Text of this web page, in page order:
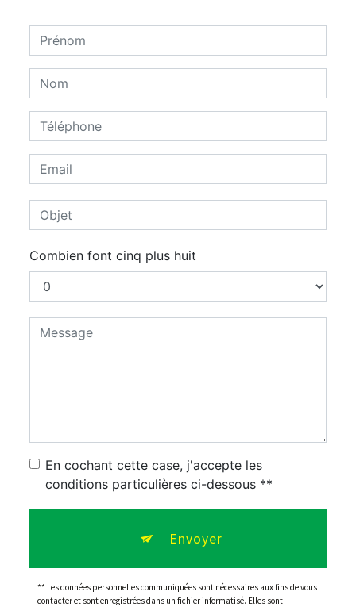
Combien font cinq plus huit
En cochant cette case, j'accepte les
conditions particulières ci-dessous **
Envoyer
** Les données personnelles communiquées sont nécessaires aux fins de vous
contacter et sont enregistrées dans un fichier informatisé. Elles sont